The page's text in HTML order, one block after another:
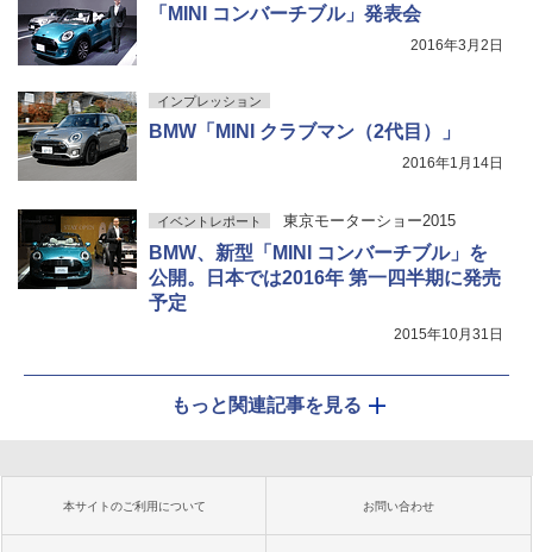
「MINI コンバーチブル」発表会
2016年3月2日
インプレッション
BMW「MINI クラブマン（2代目）」
2016年1月14日
イベントレポート 東京モーターショー2015
BMW、新型「MINI コンバーチブル」を
公開。日本では2016年 第一四半期に発売
予定
2015年10月31日
もっと関連記事を見る
本サイトのご利用について お問い合わせ